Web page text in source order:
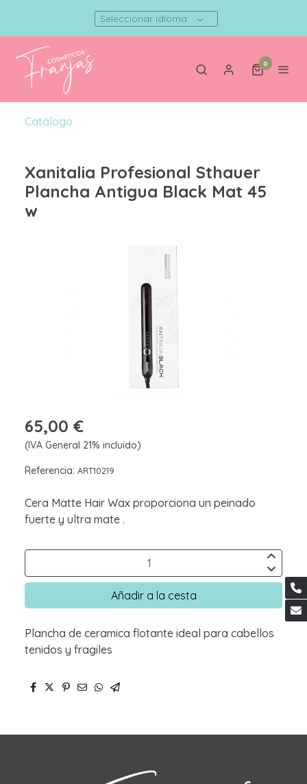
Seleccionar idioma
0
Catálogo
Xanitalia Profesional Sthauer
Plancha Antigua Black Mat 45
w
65,00 €
(IVA General 21% incluido)
Referencia: ART10219
Cera Matte Hair Wax proporciona un peinado
fuerte y ultra mate .
Añadir a la cesta
Plancha de ceramica flotante ideal para cabellos
tenidos y fragiles